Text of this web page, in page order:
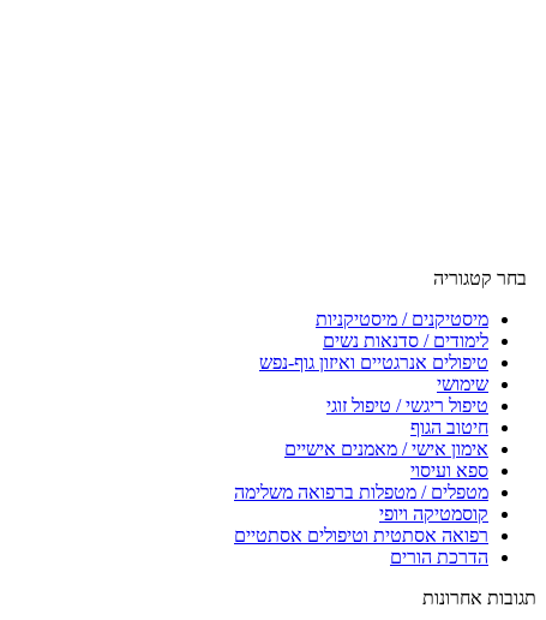
בחר קטגוריה
מיסטיקנים / מיסטיקניות
לימודים / סדנאות נשים
טיפולים אנרגטיים ואיזון גוף-נפש
שימושי
טיפול ריגשי / טיפול זוגי
חיטוב הגוף
אימון אישי / מאמנים אישיים
ספא ועיסוי
מטפלים / מטפלות ברפואה משלימה
קוסמטיקה ויופי
רפואה אסתטית וטיפולים אסתטיים
הדרכת הורים
תגובות אחרונות